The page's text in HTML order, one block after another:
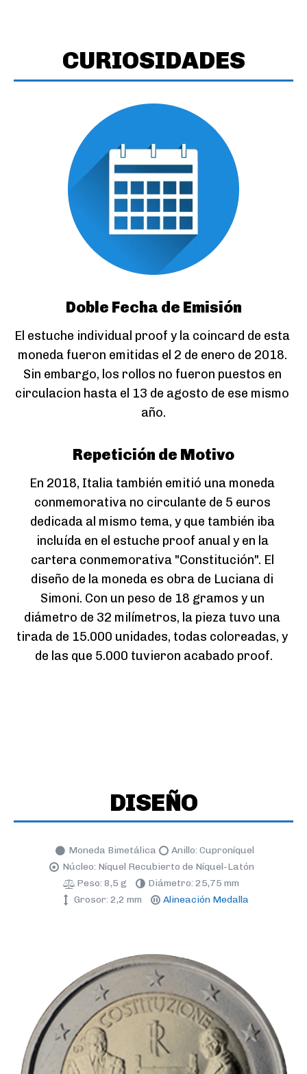
CURIOSIDADES
Doble Fecha de Emisión
El estuche individual proof y la coincard de esta
moneda fueron emitidas el 2 de enero de 2018.
Sin embargo, los rollos no fueron puestos en
circulacion hasta el 13 de agosto de ese mismo
año.
Repetición de Motivo
En 2018, Italia también emitió una moneda
conmemorativa no circulante de 5 euros
dedicada al mismo tema, y que también iba
incluída en el estuche proof anual y en la
cartera conmemorativa "Constitución". El
diseño de la moneda es obra de Luciana di
Simoni. Con un peso de 18 gramos y un
diámetro de 32 milímetros, la pieza tuvo una
tirada de 15.000 unidades, todas coloreadas, y
de las que 5.000 tuvieron acabado proof.
DISEÑO
Moneda Bimetálica
Anillo: Cuproníquel
Núcleo: Níquel Recubierto de Níquel-Latón
Peso: 8,5 g
Diámetro: 25,75 mm
Grosor: 2,2 mm
Alineación Medalla